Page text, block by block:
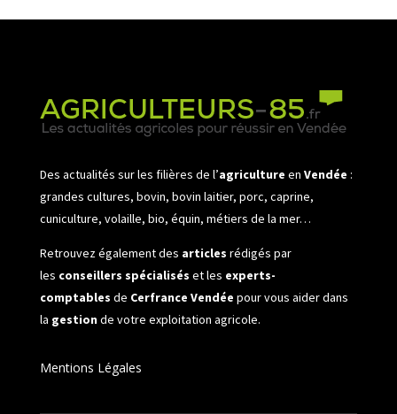
Des actualités sur les filières de l’agriculture en Vendée :
grandes cultures, bovin, bovin laitier, porc, caprine,
cuniculture, volaille, bio, équin, métiers de la mer…
Retrouvez également des articles rédigés par
les conseillers spécialisés et les experts-
comptables de Cerfrance Vendée pour vous aider dans
la gestionde votre exploitation agricole.
Mentions Légales